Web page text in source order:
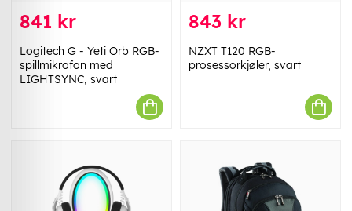
841 kr
Logitech G - Yeti Orb RGB-
spillmikrofon med
LIGHTSYNC, svart
843 kr
NZXT T120 RGB-
prosessorkjøler, svart